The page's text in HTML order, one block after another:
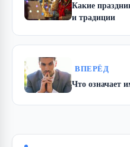
Какие
и традиции
ВПЕРЁД
Что означает